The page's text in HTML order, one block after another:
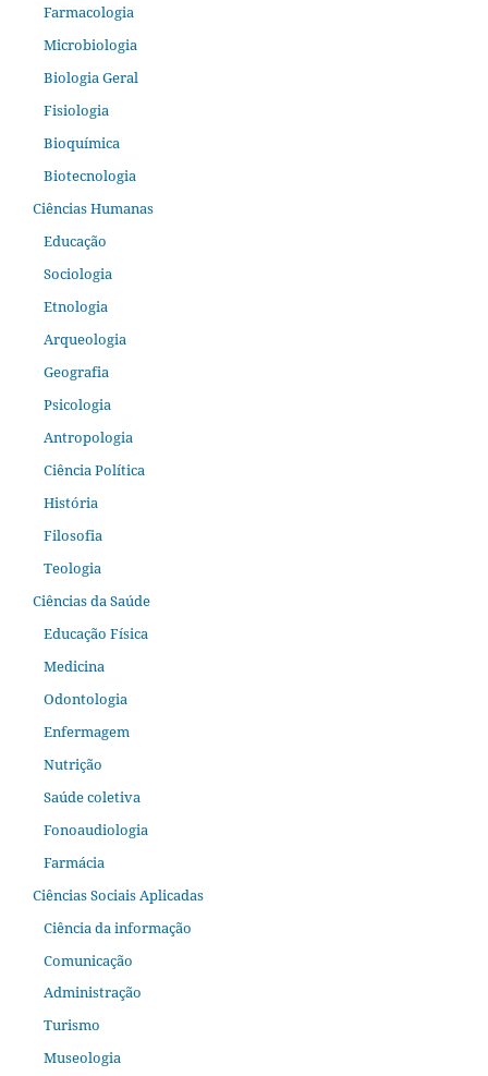
Farmacologia
Microbiologia
Biologia Geral
Fisiologia
Bioquímica
Biotecnologia
Ciências Humanas
Educação
Sociologia
Etnologia
Arqueologia
Geografia
Psicologia
Antropologia
Ciência Política
História
Filosofia
Teologia
Ciências da Saúde
Educação Física
Medicina
Odontologia
Enfermagem
Nutrição
Saúde coletiva
Fonoaudiologia
Farmácia
Ciências Sociais Aplicadas
Ciência da informação
Comunicação
Administração
Turismo
Museologia